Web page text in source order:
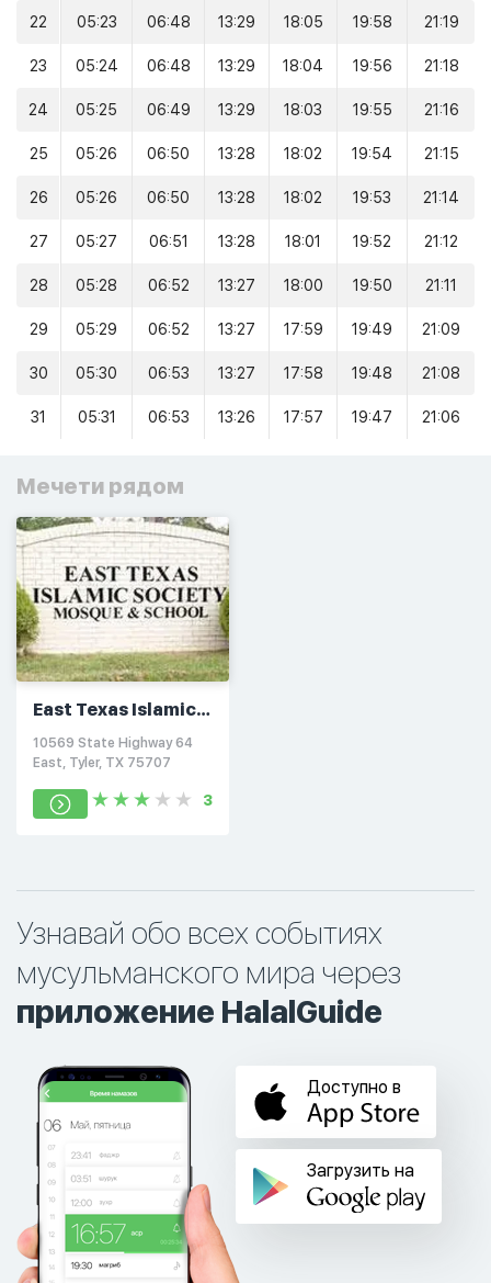
22 05:23 06:48 13:29 18:05 19:58 21:19
23 05:24 06:48 13:29 18:04 19:56 21:18
24 05:25 06:49 13:29 18:03 19:55 21:16
25 05:26 06:50 13:28 18:02 19:54 21:15
26 05:26 06:50 13:28 18:02 19:53 21:14
27 05:27 06:51 13:28 18:01 19:52 21:12
28 05:28 06:52 13:27 18:00 19:50 21:11
29 05:29 06:52 13:27 17:59 19:49 21:09
30 05:30 06:53 13:27 17:58 19:48 21:08
31 05:31 06:53 13:26 17:57 19:47 21:06
Мечети рядом
East Texas Islamic
Society
10569 State Highway 64
East, Tyler, TX 75707
3
Узнавай обо всех событиях
мусульманского мира через
приложение HalalGuide
Доступно в
Загрузить на